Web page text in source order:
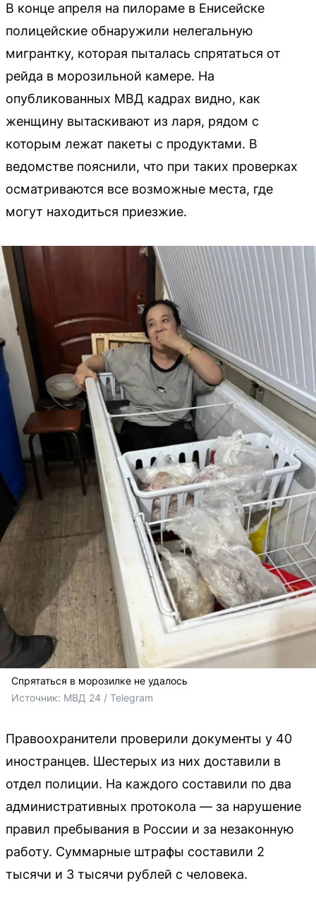
В конце апреля на пилораме в Енисейске
полицейские обнаружили нелегальную
мигрантку, которая пыталась спрятаться от
рейда в морозильной камере. На
опубликованных МВД кадрах видно, как
женщину вытаскивают из ларя, рядом с
которым лежат пакеты с продуктами. В
ведомстве пояснили, что при таких проверках
осматриваются все возможные места, где
могут находиться приезжие.
Спрятаться в морозилке не удалось
Источник: МВД 24 / Telegram
Правоохранители проверили документы у 40
иностранцев. Шестерых из них доставили в
отдел полиции. На каждого составили по два
административных протокола — за нарушение
правил пребывания в России и за незаконную
работу. Суммарные штрафы составили 2
тысячи и 3 тысячи рублей с человека.